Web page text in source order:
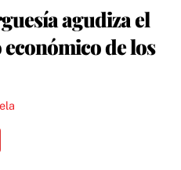
agudiza el
de los